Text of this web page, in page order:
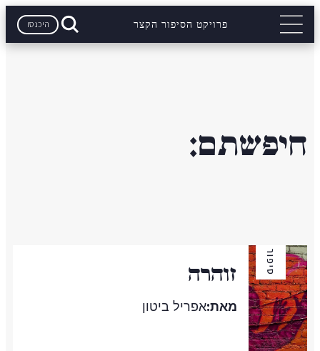
פרויקט הסיפור הקצר היכנסו
חיפשתם:
סיפור זוהרה
מאת:אפריל ביטון